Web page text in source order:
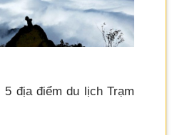
5 địa điểm du lịch Trạm